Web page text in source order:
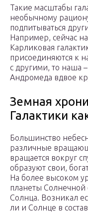
Такие масштабы
необычному
подпитываться
Например, сейчас
Карликовая
присоединяются к
с другими, то наша
Андромеда вдвое
Земная
Галактики
Большинство
различные
вращается вокруг
образуют свои,
На более высоком
планеты Солнечной
Солнца. Возникал
ли и Солнце в